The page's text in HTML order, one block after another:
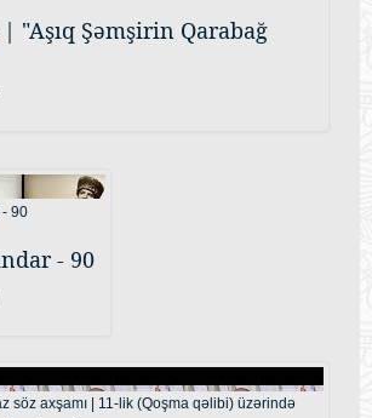
| "Aşıq Şəmşirin Qarabağ
- 90